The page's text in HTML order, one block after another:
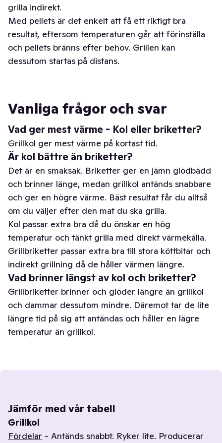
grilla indirekt.
Med pellets är det enkelt att få ett riktigt bra
resultat, eftersom temperaturen går att förinställa
och pellets bränns efter behov. Grillen kan
dessutom startas på distans.
Vanliga frågor och svar
Vad ger mest värme - Kol eller briketter?
Grillkol ger mest värme på kortast tid.
Är kol bättre än briketter?
Det är en smaksak. Briketter ger en jämn glödbädd
och brinner länge, medan grillkol antänds snabbare
och ger en högre värme. Bäst resultat får du alltså
om du väljer efter den mat du ska grilla.
Kol passar extra bra då du önskar en hög
temperatur och tänkt grilla med direkt värmekälla.
Grillbriketter passar extra bra till stora köttbitar och
indirekt grillning då de håller värmen längre.
Vad brinner längst av kol och briketter?
Grillbriketter brinner och glöder längre än grillkol
och dammar dessutom mindre. Däremot tar de lite
längre tid på sig att antändas och håller en lägre
temperatur än grillkol.
Jämför med vår tabell
Grillkol
Fördelar - Antänds snabbt. Ryker lite. Producerar